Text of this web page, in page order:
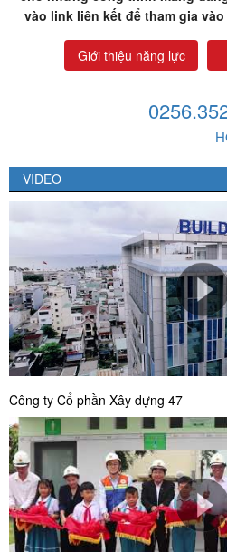
vào link liên kết để tham gia
Giới thiệu năng lực
VIDEO
Công ty Cổ phần Xây dựng 47